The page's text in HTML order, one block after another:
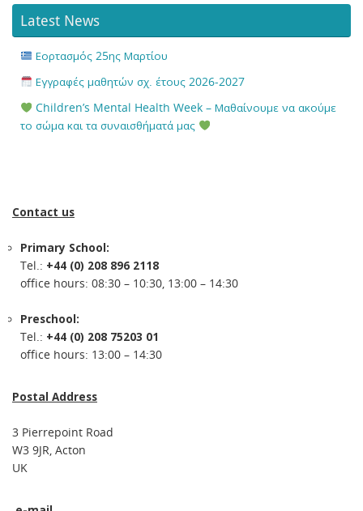
Latest News
Εορτασμός 25ης Μαρτίου
Εγγραφές μαθητών σχ. έτους 2026-2027
Children’s Mental Health Week – Μαθαίνουμε να ακούμε
το σώμα και τα συναισθήματά μας
Contact us
Primary School:
Tel.: +44 (0) 208 896 2118
office hours: 08:30 – 10:30, 13:00 – 14:30
Preschool:
Tel.: +44 (0) 208 75203 01
office hours: 13:00 – 14:30
Postal Address
3 Pierrepoint Road
W3 9JR, Acton
UK